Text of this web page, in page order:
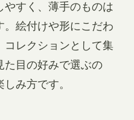
すく、薄手のものは
。絵付けや形にこだわ
コレクションとして集
た目の好みで選ぶの
み方です。